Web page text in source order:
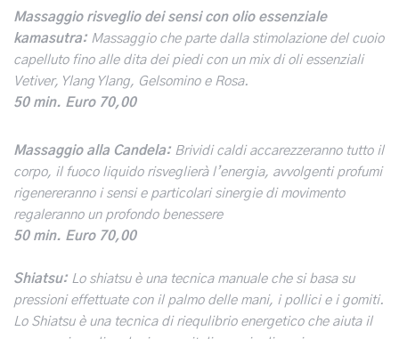
Massaggio risveglio dei sensi con olio essenziale
kamasutra: Massaggio che parte dalla stimolazione del cuoio
capelluto fino alle dita dei piedi con un mix di oli essenziali
Vetiver, Ylang Ylang, Gelsomino e Rosa.
50 min. Euro 70,00
Massaggio alla Candela: Brividi caldi accarezzeranno tutto il
corpo, il fuoco liquido risveglierà l’energia, avvolgenti profumi
rigenereranno i sensi e particolari sinergie di movimento
regaleranno un profondo benessere
50 min. Euro 70,00
Shiatsu: Lo shiatsu è una tecnica manuale che si basa su
pressioni effettuate con il palmo delle mani, i pollici e i gomiti.
Lo Shiatsu è una tecnica di riequlibrio energetico che aiuta il